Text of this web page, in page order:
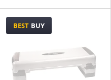
BEST BUY